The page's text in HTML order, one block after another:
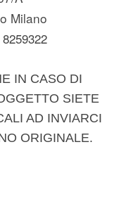
Milano
IN CASO DI
SIETE
AD INVIARCI
ORIGINALE.